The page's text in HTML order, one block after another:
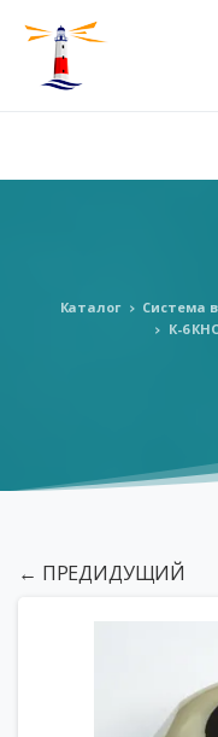
Каталог Система
К-6
← ПРЕДИДУЩИЙ